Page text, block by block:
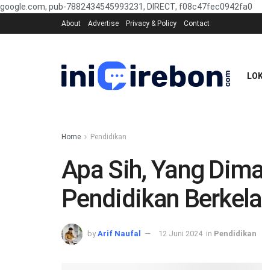
google.com, pub-7882434545993231, DIRECT, f08c47fec0942fa0
About Advertise Privacy & Policy Contact
Home Pendidikan
Apa Sih, Yang
Pendidikan
by Arif Naufal 12 Juni 2024 in Pendidikan